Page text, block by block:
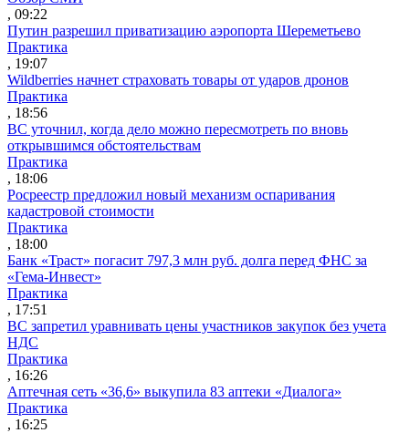
, 09:22
Путин разрешил приватизацию аэропорта Шереметьево
Практика
, 19:07
Wildberries начнет страховать товары от ударов дронов
Практика
, 18:56
ВС уточнил, когда дело можно пересмотреть по вновь
открывшимся обстоятельствам
Практика
, 18:06
Росреестр предложил новый механизм оспаривания
кадастровой стоимости
Практика
, 18:00
Банк «Траст» погасит 797,3 млн руб. долга перед ФНС за
«Гема-Инвест»
Практика
, 17:51
ВС запретил уравнивать цены участников закупок без учета
НДС
Практика
, 16:26
Аптечная сеть «36,6» выкупила 83 аптеки «Диалога»
Практика
, 16:25